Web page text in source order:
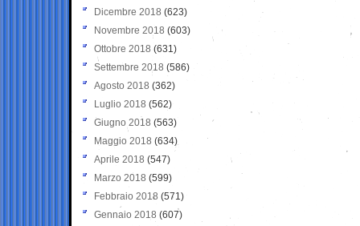
Dicembre 2018 (623)
Novembre 2018 (603)
Ottobre 2018 (631)
Settembre 2018 (586)
Agosto 2018 (362)
Luglio 2018 (562)
Giugno 2018 (563)
Maggio 2018 (634)
Aprile 2018 (547)
Marzo 2018 (599)
Febbraio 2018 (571)
Gennaio 2018 (607)